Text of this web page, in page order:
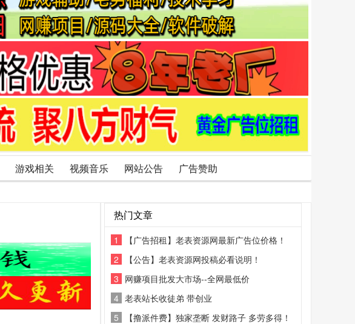
游戏相关 视频音乐 网站公告 广告赞助
热门文章
1
【广告招租】老表资源网最新广告位价格！
2
【公告】老表资源网投稿必看说明！
3 网赚项目批发大市场--全网最低价
4 老表站长收徒弟 带创业
5
【撸派件费】独家垄断 发财路子 多劳多得！